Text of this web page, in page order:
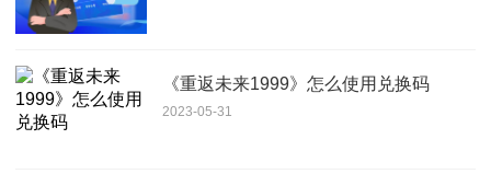
《重返未来1999》怎么使用兑换码
2023-05-31